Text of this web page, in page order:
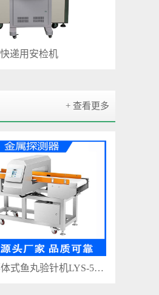
快递用安检机
+ 查看更多
呼和浩特落体式鱼丸验针机LYS-501C